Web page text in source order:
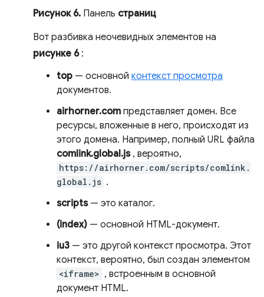
Рисунок 6. Панель страниц
Вот разбивка неочевидных элементов на
рисунке 6:
top — основной контекст просмотра
документов.
airhorner.com представляет домен. Все
ресурсы, вложенные в него, происходят из
этого домена. Например, полный URL файла
comlink.global.js, вероятно,
https://airhorner.com/scripts/comlink.
global.js .
scripts— это каталог.
(index) — основной HTML-документ.
iu3 — это другой контекст просмотра. Этот
контекст, вероятно, был создан элементом
<iframe> , встроенным в основной
документ HTML.